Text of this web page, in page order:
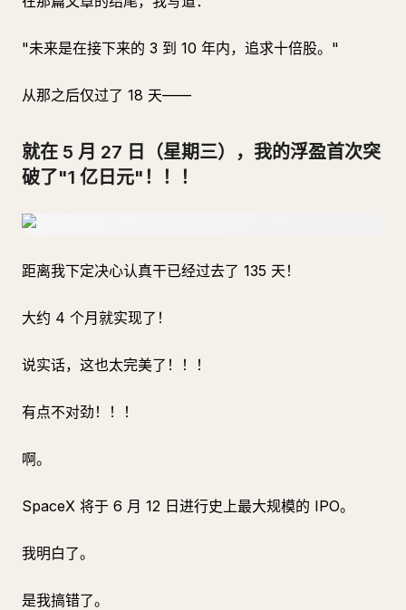
"未来是在接下来的 3 到 10 年内，追求十倍股。"
从那之后仅过了 18 天——
就在 5 月 27 日（星期三），我的浮盈首次突
破了"1 亿日元"！！！
距离我下定决心认真干已经过去了 135 天！
大约 4 个月就实现了！
说实话，这也太完美了！！！
有点不对劲！！！
啊。
SpaceX 将于 6 月 12 日进行史上最大规模的 IPO。
我明白了。
是我搞错了。